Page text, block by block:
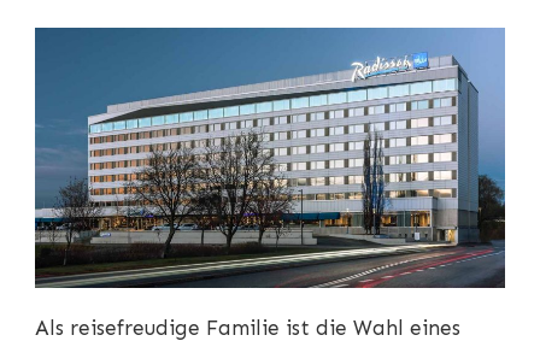
Als reisefreudige Familie ist die Wahl eines